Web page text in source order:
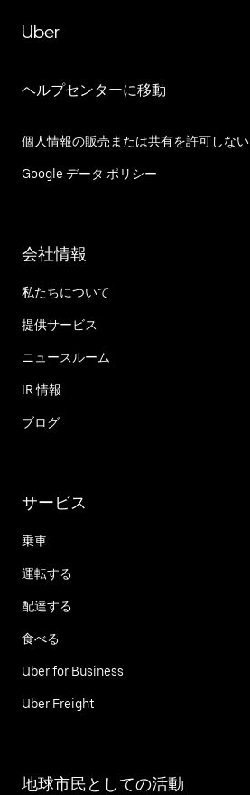
Uber
ヘルプセンターに移動
個人情報の販売または共有を許可しない
Google データ ポリシー
会社情報
私たちについて
提供サービス
ニュースルーム
IR 情報
ブログ
サービス
乗車
運転する
配達する
食べる
Uber for Business
Uber Freight
地球市民としての活動